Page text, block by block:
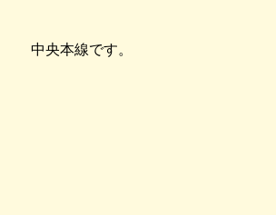
中央本線です。